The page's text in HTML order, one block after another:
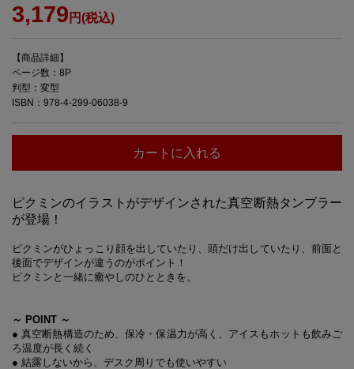
3,179 円(税込)
【商品詳細】
ページ数：8P
判型：変型
ISBN：978-4-299-06038-9
カートに入れる
ピクミンのイラストがデザインされた真空断熱タンブラー
が登場！
ピクミンがひょっこり顔を出していたり、頭だけ出していたり、前面と
後面でデザインが違うのがポイント！
ピクミンと一緒に癒やしのひとときを。
～ POINT ～
● 真空断熱構造のため、保冷・保温力が高く、アイスもホットも飲みご
ろ温度が長く続く
● 結露しないから、デスク周りでも使いやすい